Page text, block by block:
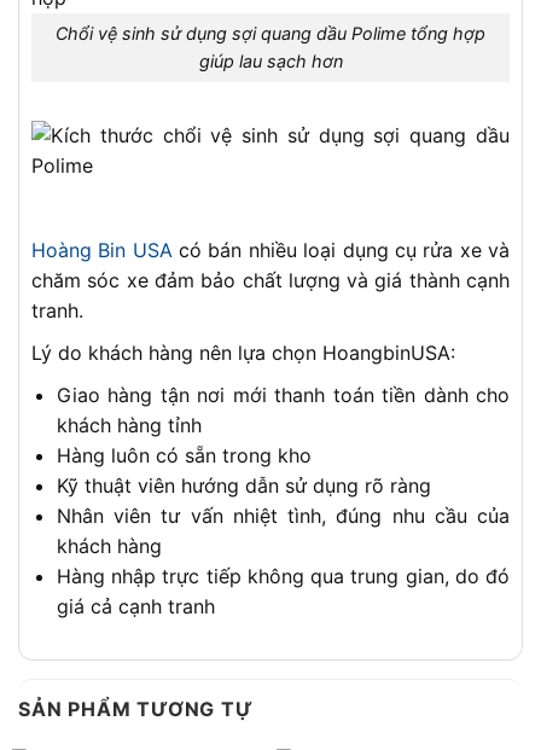
Chổi vệ sinh sử dụng sợi quang dầu Polime tổng hợp
giúp lau sạch hơn
Hoàng Bin USAcó bán nhiều loại dụng cụ rửa xe và
chăm sóc xe đảm bảo chất lượng và giá thành cạnh
tranh.
Lý do khách hàng nên lựa chọn HoangbinUSA:
Giao hàng tận nơi mới thanh toán tiền dành cho
khách hàng tỉnh
Hàng luôn có sẵn trong kho
Kỹ thuật viên hướng dẫn sử dụng rõ ràng
Nhân viên tư vấn nhiệt tình, đúng nhu cầu của
khách hàng
Hàng nhập trực tiếp không qua trung gian, do đó
giá cả cạnh tranh
SẢN PHẨM TƯƠNG TỰ